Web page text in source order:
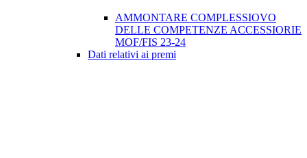
AMMONTARE COMPLESSIOVO
DELLE COMPETENZE ACCESSIORIE
MOF/FIS 23-24
Dati relativi ai premi